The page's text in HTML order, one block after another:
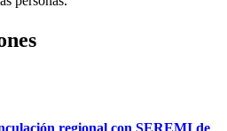
regional con SEREMI de